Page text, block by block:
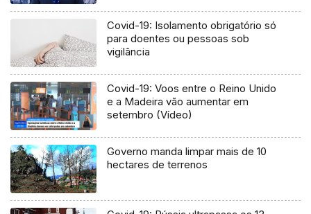
Covid-19: Isolamento obrigatório só
para doentes ou pessoas sob
vigilância
Covid-19: Voos entre o Reino Unido
e a Madeira vão aumentar em
setembro (Vídeo)
Governo manda limpar mais de 10
hectares de terrenos